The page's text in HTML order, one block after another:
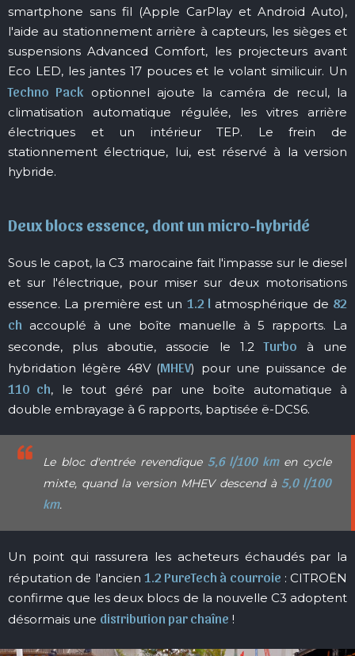
smartphone sans fil (Apple CarPlay et Android Auto),
l'aide au stationnement arrière à capteurs, les sièges et
suspensions Advanced Comfort, les projecteurs avant
Eco LED, les jantes 17 pouces et le volant similicuir. Un
Techno Pack optionnel ajoute la caméra de recul, la
climatisation automatique régulée, les vitres arrière
électriques et un intérieur TEP. Le frein de
stationnement électrique, lui, est réservé à la version
hybride.
Deux blocs essence, dont un micro-hybridé
Sous le capot, la C3 marocaine fait l'impasse sur le diesel
et sur l'électrique, pour miser sur deux motorisations
essence. La première est un 1.2 l atmosphérique de 82
ch accouplé à une boîte manuelle à 5 rapports. La
seconde, plus aboutie, associe le 1.2Turbo à une
hybridation légère 48V (MHEV) pour une puissance de
110 ch, le tout géré par une boîte automatique à
double embrayage à 6 rapports, baptisée ë-DCS6.
Le bloc d'entrée revendique 5,6 l/100 kmen cycle
mixte, quand la version MHEV descend à 5,0 l/100
km.
Un point qui rassurera les acheteurs échaudés par la
réputation de l'ancien 1.2 PureTech à courroie : CITROËN
confirme que les deux blocs de la nouvelle C3 adoptent
désormais une distribution par chaîne !